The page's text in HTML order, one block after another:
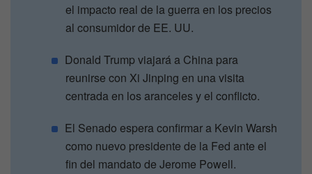
el impacto real de la guerra en los precios
al consumidor de EE. UU.
Donald Trump viajará a China para
reunirse con Xi Jinping en una visita
centrada en los aranceles y el conflicto.
El Senado espera confirmar a Kevin Warsh
como nuevo presidente de la Fed ante el
fin del mandato de Jerome Powell.